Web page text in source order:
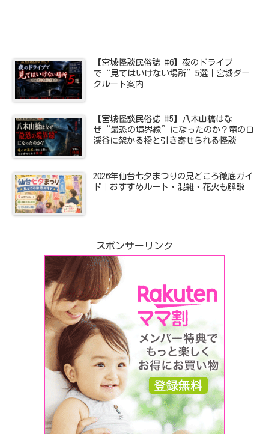
【宮城怪談民俗誌 #6】夜のドライブ
で“見てはいけない場所”5選｜宮城ダー
クルート案内
【宮城怪談民俗誌 #5】八木山橋はな
ぜ“最恐の境界線”になったのか？竜の口
渓谷に架かる橋と引き寄せられる怪談
2026年仙台七夕まつりの見どころ徹底ガイ
ド｜おすすめルート・混雑・花火も解説
スポンサーリンク